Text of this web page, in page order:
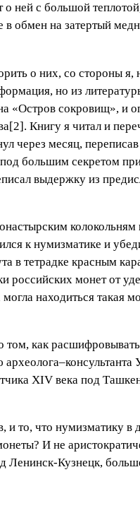
ней с большой
в обмен на затертый
о них, со стороны я,
но из
«Остров сокровищ», и
Книгу я читал и
через месяц,
большим секретом
выдержку из
колокольням
к нумизматике и
в тетрадке красным
российских монет от
находиться такая
том, как
XIV века под
и то, что нумизматику в
И не
Ленинск-Кузнецк,